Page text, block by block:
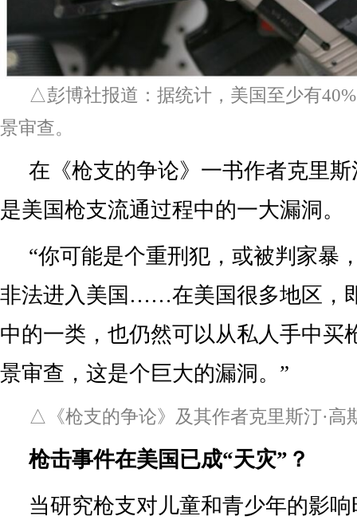
△彭博社报道：据统计，美国至少有
景审查。
在《枪支的争论》一书作者克里斯
是美国枪支流通过程中的一大漏洞。
“你可能是个重刑犯，或被判家暴
非法进入美国……在美国很多地区，
中的一类，也仍然可以从私人手中买
景审查，这是个巨大的漏洞。”
△《枪支的争论》及其作者克里斯汀·高
枪击事件在美国已成“天灾”？
当研究枪支对儿童和青少年的影